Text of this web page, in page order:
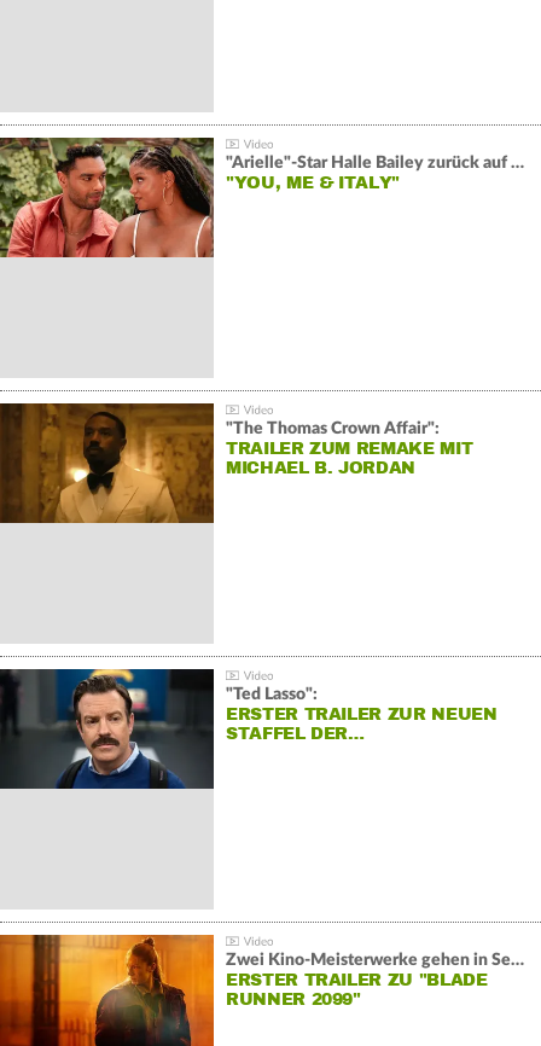
"Arielle"-Star Halle Bailey zurück auf der Leinwand:
"YOU, ME & ITALY"
"The Thomas Crown Affair":
TRAILER ZUM REMAKE MIT
MICHAEL B. JORDAN
"Ted Lasso":
ERSTER TRAILER ZUR NEUEN
STAFFEL DER…
Zwei Kino-Meisterwerke gehen in Serie:
ERSTER TRAILER ZU "BLADE
RUNNER 2099"